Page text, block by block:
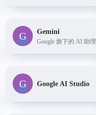
Gemini
Google 旗下的 AI 助理
Google AI Studio